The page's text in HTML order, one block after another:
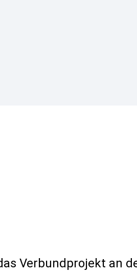
Verbundprojekt an